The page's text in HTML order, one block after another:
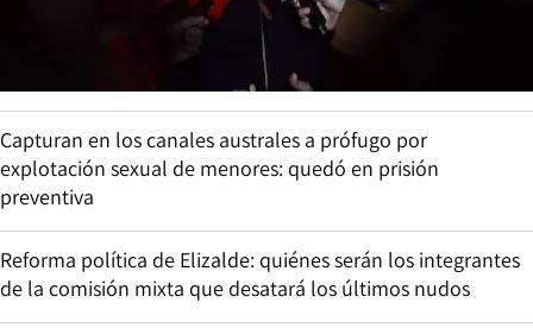
Capturan en los canales australes a prófugo por
explotación sexual de menores: quedó en prisión
preventiva
Reforma política de Elizalde: quiénes serán los integrantes
de la comisión mixta que desatará los últimos nudos